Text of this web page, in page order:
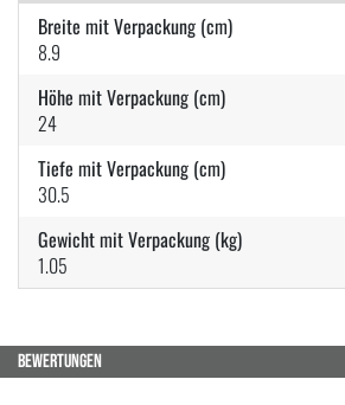
Breite mit Verpackung (cm)
8.9
Höhe mit Verpackung (cm)
24
Tiefe mit Verpackung (cm)
30.5
Gewicht mit Verpackung (kg)
1.05
BEWERTUNGEN